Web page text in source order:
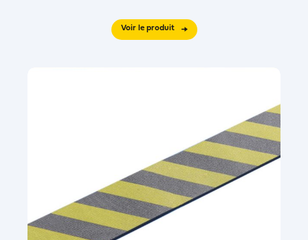
Voir le produit